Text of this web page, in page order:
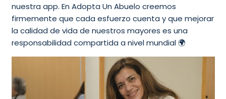
nuestra app. En Adopta Un Abuelo creemos
firmemente que cada esfuerzo cuenta y que mejorar
la calidad de vida de nuestros mayores es una
responsabilidad compartida a nivel mundial 🌍